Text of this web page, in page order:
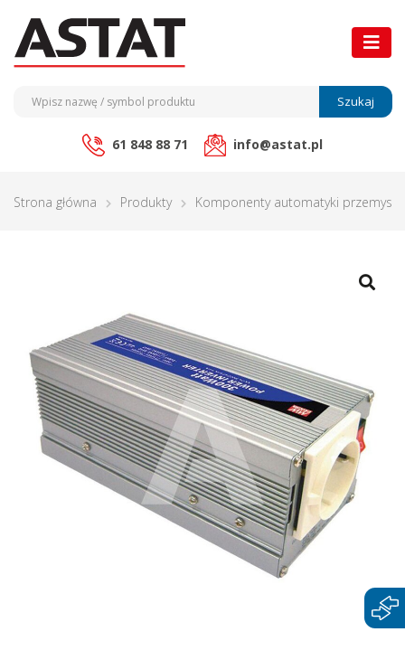
Szukaj
61 848 88 71 info@astat.pl
Strona główna Produkty Komponenty automatyki